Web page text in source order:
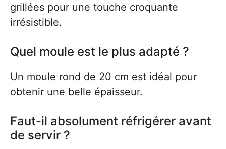
grillées pour une touche croquante
irrésistible.
Quel moule est le plus adapté ?
Un moule rond de 20 cm est idéal pour
obtenir une belle épaisseur.
Faut-il absolument réfrigérer avant
de servir ?